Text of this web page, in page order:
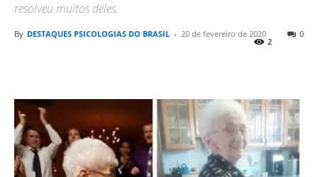
resolveu muitos deles.
By DESTAQUES PSICOLOGIAS DO BRASIL - 20 de fevereiro de 2020 0
2